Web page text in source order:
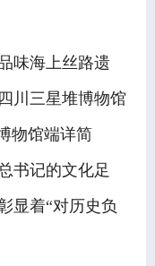
味海上丝路遗
川三星堆博物馆
物馆端详简
书记的文化足
显着“对历史负